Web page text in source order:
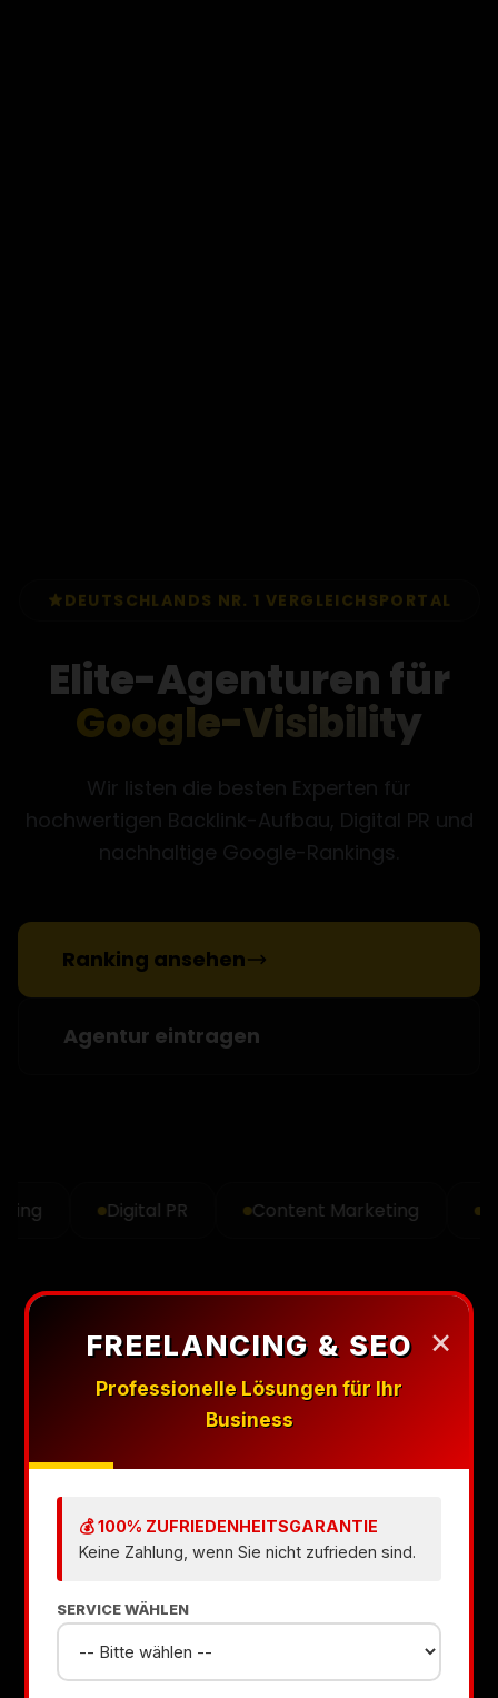
×
FREELANCING & SEO
Professionelle Lösungen für Ihr
Business
💰 100% ZUFRIEDENHEITSGARANTIE
Keine Zahlung, wenn Sie nicht zufrieden sind.
SERVICE WÄHLEN
DEUTSCHLANDS NR. 1 VERGLEICHSPORTAL
Elite-Agenturen für
Google-Visibility
Wir listen die besten Experten für
hochwertigen Backlink-Aufbau, Digital PR und
nachhaltige Google-Rankings.
Ranking ansehen
Agentur eintragen
Digital PR Content Marketing